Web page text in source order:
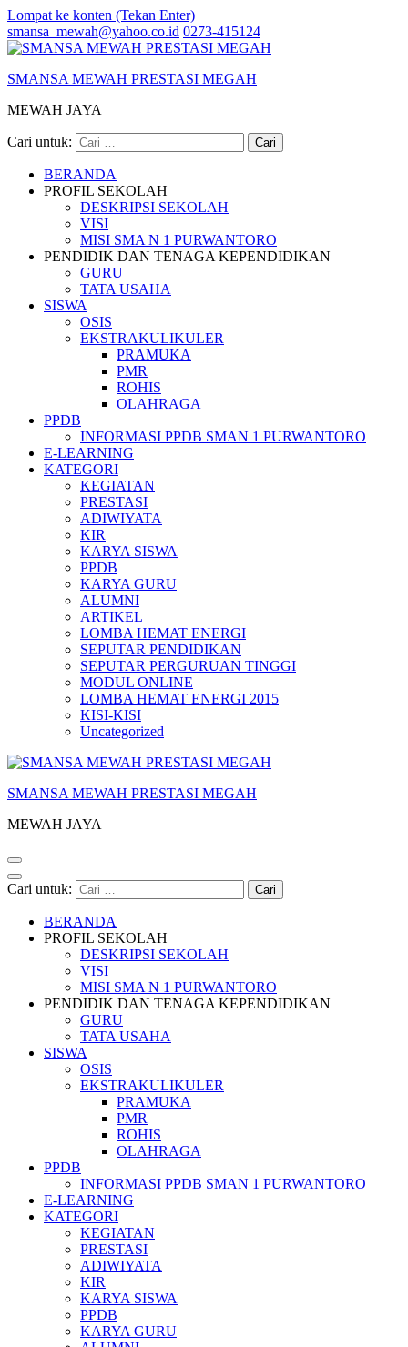
Lompat ke konten (Tekan Enter)
smansa_mewah@yahoo.co.id 0273-415124
SMANSA MEWAH PRESTASI MEGAH
MEWAH JAYA
Cari untuk:
BERANDA
PROFIL SEKOLAH
DESKRIPSI SEKOLAH
VISI
MISI SMA N 1 PURWANTORO
PENDIDIK DAN TENAGA KEPENDIDIKAN
GURU
TATA USAHA
SISWA
OSIS
EKSTRAKULIKULER
PRAMUKA
PMR
ROHIS
OLAHRAGA
PPDB
INFORMASI PPDB SMAN 1 PURWANTORO
E-LEARNING
KATEGORI
KEGIATAN
PRESTASI
ADIWIYATA
KIR
KARYA SISWA
PPDB
KARYA GURU
ALUMNI
ARTIKEL
LOMBA HEMAT ENERGI
SEPUTAR PENDIDIKAN
SEPUTAR PERGURUAN TINGGI
MODUL ONLINE
LOMBA HEMAT ENERGI 2015
KISI-KISI
Uncategorized
SMANSA MEWAH PRESTASI MEGAH
MEWAH JAYA
Cari untuk:
BERANDA
PROFIL SEKOLAH
DESKRIPSI SEKOLAH
VISI
MISI SMA N 1 PURWANTORO
PENDIDIK DAN TENAGA KEPENDIDIKAN
GURU
TATA USAHA
SISWA
OSIS
EKSTRAKULIKULER
PRAMUKA
PMR
ROHIS
OLAHRAGA
PPDB
INFORMASI PPDB SMAN 1 PURWANTORO
E-LEARNING
KATEGORI
KEGIATAN
PRESTASI
ADIWIYATA
KIR
KARYA SISWA
PPDB
KARYA GURU